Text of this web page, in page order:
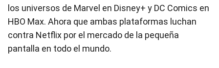
los universos de Marvel en Disney+ y DC Comics en
HBO Max. Ahora que ambas plataformas luchan
contra Netflix por el mercado de la pequeña
pantalla en todo el mundo.